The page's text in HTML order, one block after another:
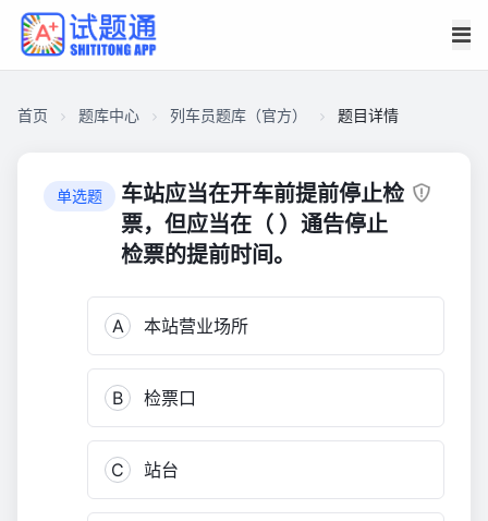
首页 题库中心 列车员题库（官方） 题目详情
单选题
车站应当在开车前提前停止检
票，但应当在（ ）通告停止
检票的提前时间。
A 本站营业场所
B 检票口
C 站台